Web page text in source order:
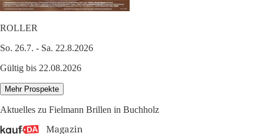
ROLLER
So. 26.7. - Sa. 22.8.2026
Gültig bis 22.08.2026
Mehr Prospekte
Aktuelles zu Fielmann Brillen in Buchholz